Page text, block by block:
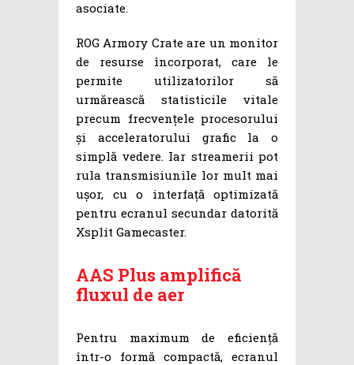
asociate.
ROG Armory Crate are un monitor
de resurse încorporat, care le
permite utilizatorilor să
urmărească statisticile vitale
precum frecvențele procesorului
și acceleratorului grafic la o
simplă vedere. Iar streamerii pot
rula transmisiunile lor mult mai
ușor, cu o interfață optimizată
pentru ecranul secundar datorită
Xsplit Gamecaster.
AAS Plus amplifică
fluxul de aer
Pentru maximum de eficiență
într-o formă compactă, ecranul